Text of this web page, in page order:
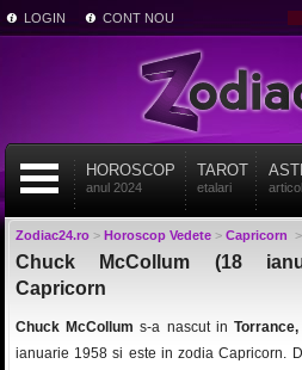
LOGIN CONT NOU
HOROSCOP
anul 2024
TAROT
etalari
Zodiac24.ro> Horoscop Vedete> Capricorn >
Chuck McCollum (18
Capricorn
Chuck McCollum s-a nascut in
ianuarie 1958 si este in zodia Capricorn.